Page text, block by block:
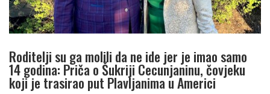
Roditelji su ga molili da ne ide jer je imao samo
14 godina: Priča o Šukriji Cecunjaninu, čovjeku
koji je trasirao put Plavljanima u Americi